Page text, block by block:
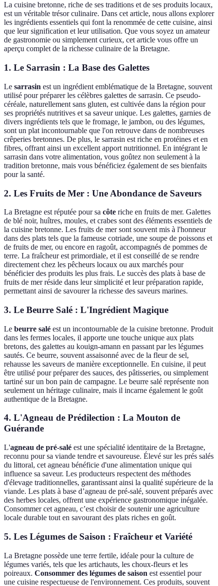
La cuisine bretonne, riche de ses traditions et de ses produits locaux,
est un véritable trésor culinaire. Dans cet article, nous allons explorer
les ingrédients essentiels qui font la renommée de cette cuisine, ainsi
que leur signification et leur utilisation. Que vous soyez un amateur
de gastronomie ou simplement curieux, cet article vous offre un
aperçu complet de la richesse culinaire de la Bretagne.
1. Le Sarrasin : La Base des Galettes
Le sarrasin est un ingrédient emblématique de la Bretagne, souvent
utilisé pour préparer les célèbres galettes de sarrasin. Ce pseudo-
céréale, naturellement sans gluten, est cultivée dans la région pour
ses propriétés nutritives et sa saveur unique. Les galettes, garnies de
divers ingrédients tels que le fromage, le jambon, ou des légumes,
sont un plat incontournable que l'on retrouve dans de nombreuses
crêperies bretonnes. De plus, le sarrasin est riche en protéines et en
fibres, offrant ainsi un excellent apport nutritionnel. En intégrant le
sarrasin dans votre alimentation, vous goûtez non seulement à la
tradition bretonne, mais vous bénéficiez également de ses bienfaits
pour la santé.
2. Les Fruits de Mer : Une Abondance de Saveurs
La Bretagne est réputée pour sa côte riche en fruits de mer. Galettes
de blé noir, huîtres, moules, et crabes sont des éléments essentiels de
la cuisine bretonne. Les fruits de mer sont souvent mis à l'honneur
dans des plats tels que la fameuse cotriade, une soupe de poissons et
de fruits de mer, ou encore en ragoût, accompagnés de pommes de
terre. La fraîcheur est primordiale, et il est conseillé de se rendre
directement chez les pêcheurs locaux ou aux marchés pour
bénéficier des produits les plus frais. Le succès des plats à base de
fruits de mer réside dans leur simplicité et leur préparation rapide,
permettant ainsi de savourer la richesse des saveurs marines.
3. Le Beurre Salé : L'Ingrédient Magique
Le beurre salé est un incontournable de la cuisine bretonne. Produit
dans les fermes locales, il apporte une touche unique aux plats
bretons, des galettes au kouign-amann en passant par les légumes
sautés. Ce beurre, souvent assaisonné avec de la fleur de sel,
rehausse les saveurs de manière exceptionnelle. En cuisine, il peut
être utilisé pour préparer des sauces, des pâtisseries, ou simplement
tartiné sur un bon pain de campagne. Le beurre salé représente non
seulement un héritage culinaire, mais il incarne également le goût
authentique de la Bretagne.
4. L'Agneau de Prédilection : La Mouton de
Guérande
L'agneau de pré-salé est une spécialité identitaire de la Bretagne,
reconnu pour sa viande tendre et savoureuse. Élevé sur les prés salés
du littoral, cet agneau bénéficie d'une alimentation unique qui
influence sa saveur. Les producteurs respectent des méthodes
d'élevage traditionnelles, garantissant ainsi la qualité supérieure de la
viande. Les plats à base d’agneau de pré-salé, souvent préparés avec
des herbes locales, offrent une expérience gastronomique inégalée.
Consommer cet agneau, c’est choisir de soutenir une agriculture
locale durable tout en savourant des plats riches en goût.
5. Les Légumes de Saison : Fraîcheur et Variété
La Bretagne possède une terre fertile, idéale pour la culture de
légumes variés, tels que les artichauts, les choux-fleurs et les
poireaux. Consommer des légumes de saison est essentiel pour
une cuisine respectueuse de l'environnement. Ces produits, souvent